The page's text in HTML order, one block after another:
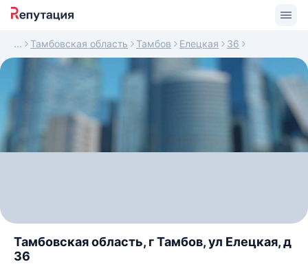
Тамбовская область Тамбов Елецкая 36
Тамбовская область, г Тамбов, ул Елецкая, д
36